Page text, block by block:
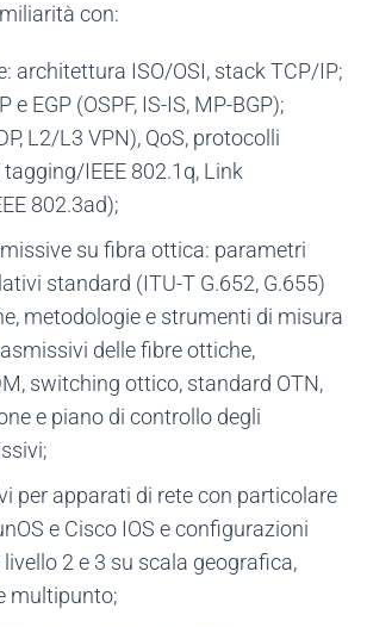
con:
architettura ISO/OSI, stack TCP/IP;
e EGP (OSPF, IS-IS, MP-BGP);
L2/L3 VPN), QoS, protocolli
IEEE 802.1q, Link
802.3ad);
su fibra ottica: parametri
standard (ITU-T G.652, G.655)
metodologie e strumenti di misura
delle fibre ottiche,
switching ottico, standard OTN,
e piano di controllo degli
per apparati di rete con particolare
e Cisco IOS e configurazioni
2 e 3 su scala geografica,
multipunto;